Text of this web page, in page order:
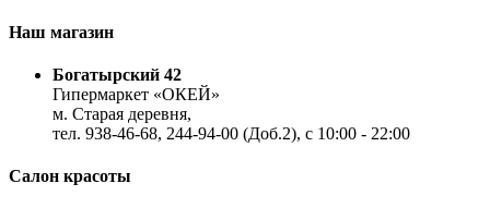
Наш магазин
Богатырский 42
Гипермаркет «ОКЕЙ»
м. Старая деревня,
тел. 938-46-68, 244-94-00 (Доб.2), c 10:00 - 22:00
Салон красоты